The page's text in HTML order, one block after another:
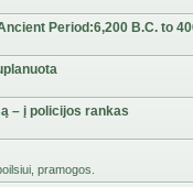
Period:6,200 B.C. to
– į policijos rankas
pramogos.